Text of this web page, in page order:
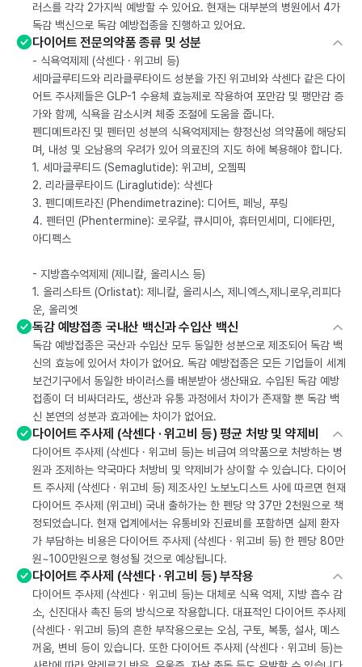
러스를 각각 2가지씩 예방할 수 있어요. 현재는 대부분의 병원에서 4가
독감 백신으로 독감 예방접종을 진행하고 있어요.
다이어트 전문의약품 종류 및 성분
- 식욕억제제 (삭센다 · 위고비 등)
세마글루티드와 리라클루타이드 성분을 가진 위고비와 삭센다 같은 다이
어트 주사제들은 GLP-1 수용체 효능제로 작용하여 포만감 및 팽만감 증
가와 함께, 식욕을 감소시켜 체중 조절에 도움을 줍니다.
펜디메트라진 및 펜터민 성분의 식욕억제제는 향정신성 의약품에 해당되
며, 내성 및 오남용의 우려가 있어 의료진의 지도 하에 복용해야 합니다.
1. 세마글루티드 (Semaglutide): 위고비, 오젬픽
2. 리라클루타이드 (Liraglutide): 삭센다
3. 펜디메트라진 (Phendimetrazine): 디어트, 페닝, 푸링
4. 펜터민 (Phentermine): 로우칼, 큐시미아, 휴터민세미, 디에타민,
아디펙스
- 지방흡수억제제 (제니칼, 올리시스 등)
1. 올리스타트 (Orlistat): 제니칼, 올리시스, 제니엑스,제니로우,리피다
운, 올리엣
독감 예방접종 국내산 백신과 수입산 백신
독감 예방접종은 국산과 수입산 모두 동일한 성분으로 제조되어 독감 백
신의 효능에 있어서 차이가 없어요. 독감 예방접종은 모든 기업들이 세계
보건기구에서 동일한 바이러스를 배분받아 생산돼요. 수입된 독감 예방
접종이 더 비싸더라도, 생산과 유통 과정에서 차이가 존재할 뿐 독감 백
신 본연의 성분과 효과에는 차이가 없어요.
다이어트 주사제 (삭센다 · 위고비 등) 평균 처방 및 약제비
다이어트 주사제 (삭센다 · 위고비 등)는 비급여 의약품으로 처방하는 병
원과 조제하는 약국마다 처방비 및 약제비가 상이할 수 있습니다. 다이어
트 주사제 (삭센다 · 위고비 등) 제조사인 노보노디스트 사에 따르면 현재
다이어트 주사제 (위고비) 국내 출하가는 한 펜당 약 37만 2천원으로 책
정되었습니다. 현재 업계에서는 유통비와 진료비를 포함하면 실제 환자
가 부담하는 비용은 다이어트 주사제 (삭센다 · 위고비 등) 한 펜당 80만
원~100만원으로 형성될 것으로 예상됩니다.
다이어트 주사제 (삭센다 · 위고비 등) 부작용
다이어트 주사제 (삭센다 · 위고비 등)는 대체로 식욕 억제, 지방 흡수 감
소, 신진대사 촉진 등의 방식으로 작용합니다. 대표적인 다이어트 주사제
(삭센다 · 위고비 등)의 흔한 부작용으로는 오심, 구토, 복통, 설사, 메스
꺼움, 변비 등이 있습니다. 또한 다이어트 주사제 (삭센다 · 위고비 등)는